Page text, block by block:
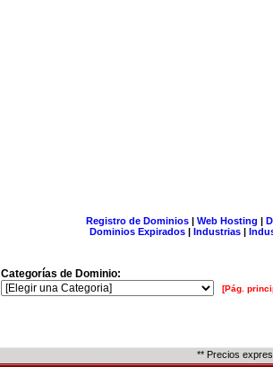
Registro de Dominios| Web Hosting |
Dominios Expirados | Industrias |
Categorías de Dominio:
[Pág.
** Precios